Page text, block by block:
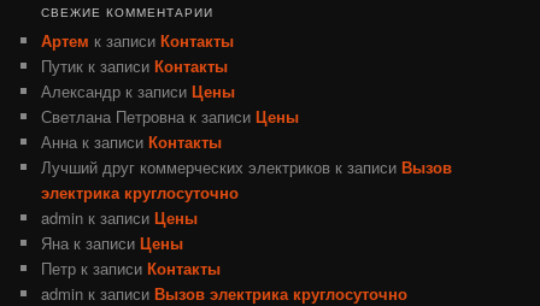
СВЕЖИЕ КОММЕНТАРИИ
Артем к записиКонтакты
Путик к записиКонтакты
Александр к записиЦены
Светлана Петровна к записиЦены
Анна к записиКонтакты
Лучший друг коммерческих электриков к записиВызов
электрика круглосуточно
admin к записиЦены
Яна к записиЦены
Петр к записиКонтакты
admin к записиВызов электрика круглосуточно